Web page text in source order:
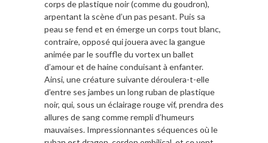
corps de plastique noir (comme du goudron),
arpentant la scène d’un pas pesant. Puis sa
peau se fend et en émerge un corps tout blanc,
contraire, opposé qui jouera avec la gangue
animée par le souffle du vortex un ballet
d’amour et de haine conduisant à enfanter.
Ainsi, une créature suivante déroulera-t-elle
d’entre ses jambes un long ruban de plastique
noir, qui, sous un éclairage rouge vif, prendra des
allures de sang comme rempli d’humeurs
mauvaises. Impressionnantes séquences où le